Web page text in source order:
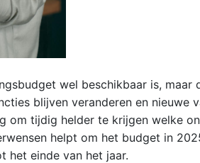
wel beschikbaar is, maar
blijven veranderen en nieuwe
om tijdig helder te krijgen welke
helpt om het budget in
het einde van het jaar.